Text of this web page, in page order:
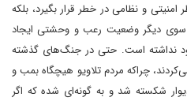
امنیتی و نظامی در خطر قرار بگیرد، بلکه
سوی دیگر وضعیت رعب و وحشتی ایجاد
نداشته است. حتی در جنگ‌های گذشته
چراکه مردم تلاویو هیچگاه بمب و
شکسته شد و به گونه‌ای شده که اگر